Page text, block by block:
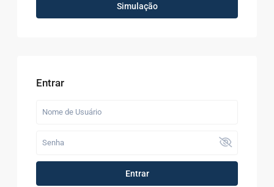
Simulação
Entrar
Entrar